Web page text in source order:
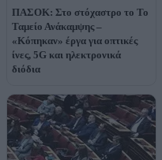
ΠΑΣΟΚ: Στο στόχαστρο το Το
Ταμείο Ανάκαμψης –
«Κόπηκαν» έργα για οπτικές
ίνες, 5G και ηλεκτρονικά
διόδια